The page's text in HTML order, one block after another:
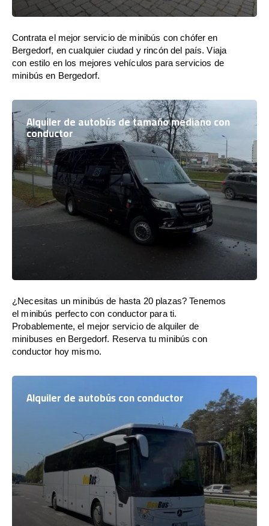
Contrata el mejor servicio de minibús con chófer en
Bergedorf, en cualquier ciudad y rincón del país. Viaja
con estilo en los mejores vehículos para servicios de
minibús en Bergedorf.
Alquiler de autobús de tamaño mediano con
conductor
¿Necesitas un minibús de hasta 20 plazas? Tenemos
el minibús perfecto con conductor para ti.
Probablemente, el mejor servicio de alquiler de
minibuses en Bergedorf. Reserva tu minibús con
conductor hoy mismo.
Alquiler de autobús con conductor